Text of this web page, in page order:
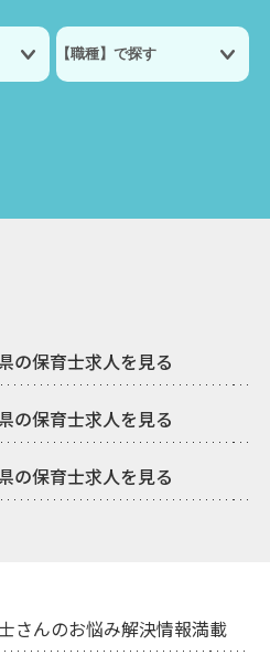
の保育士求人を見る
の保育士求人を見る
の保育士求人を見る
さんのお悩み解決情報満載